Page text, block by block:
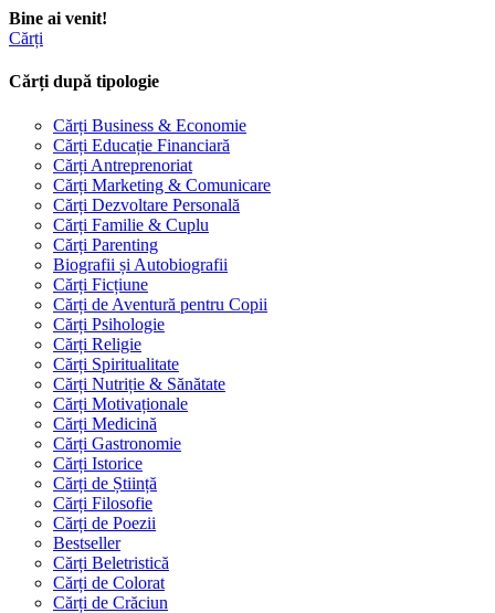
Bine ai venit!
Cărți
Cărți după tipologie
Cărți Business & Economie
Cărți Educație Financiară
Cărți Antreprenoriat
Cărți Marketing & Comunicare
Cărți Dezvoltare Personală
Cărți Familie & Cuplu
Cărți Parenting
Biografii și Autobiografii
Cărți Ficțiune
Cărți de Aventură pentru Copii
Cărți Psihologie
Cărți Religie
Cărți Spiritualitate
Cărți Nutriție & Sănătate
Cărți Motivaționale
Cărți Medicină
Cărți Gastronomie
Cărți Istorice
Cărți de Știință
Cărți Filosofie
Cărți de Poezii
Bestseller
Cărți Beletristică
Cărți de Colorat
Cărți de Crăciun